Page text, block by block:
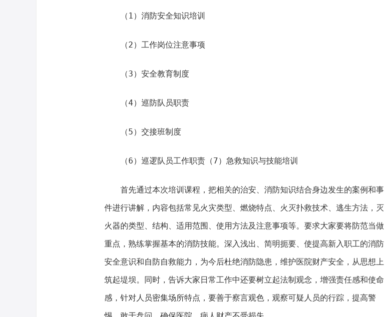
（1）消防安全知识培训
（2）工作岗位注意事项
（3）安全教育制度
（4）巡防队员职责
（5）交接班制度
（6）巡逻队员工作职责（7）急救知识与技能培训
首先通过本次培训课程，把相关的治安、消防知识结合身边发生的案例和事
件进行讲解，内容包括常见火灾类型、燃烧特点、火灭扑救技术、逃生方法，灭
火器的类型、结构、适用范围、使用方法及注意事项等。要求大家要将防范当做
重点，熟练掌握基本的消防技能。深入浅出、简明扼要、使提高新入职工的消防
安全意识和自防自救能力，为今后杜绝消防隐患，维护医院财产安全，从思想上
筑起堤坝。同时，告诉大家日常工作中还要树立起法制观念，增强责任感和使命
感，针对人员密集场所特点，要善于察言观色，观察可疑人员的行踪，提高警